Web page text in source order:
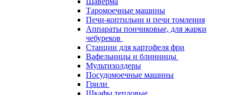
Таромоечные машины
Печи-коптильни и печи томления
Аппараты пончиковые, для жарки
чебуреков
Станции для картофеля фри
Вафельницы и блинницы
Мультихолдеры
Посудомоечные машины
Грили
Шкафы тепловые